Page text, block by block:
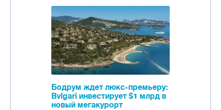
Бодрум ждет люкс-премьеру:
Bvlgari инвестирует $1 млрд в
новый мегакурорт